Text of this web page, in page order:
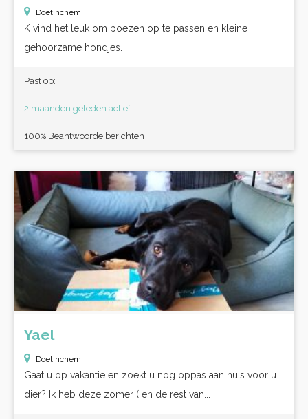
Doetinchem
K vind het leuk om poezen op te passen en kleine
gehoorzame hondjes.
Past op:
2 maanden geleden actief
100% Beantwoorde berichten
Yael
Doetinchem
Gaat u op vakantie en zoekt u nog oppas aan huis voor u
dier? Ik heb deze zomer ( en de rest van...